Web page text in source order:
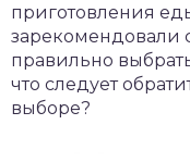
приготовления
зарекомендовали
правильно
что следует
выборе?